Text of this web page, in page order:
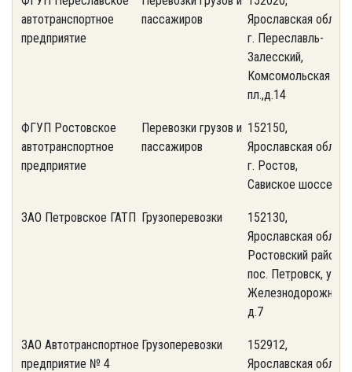
автотранспортное
предприятие
пассажиров
Ярославская обл.,
г. Переславль-
Залесский,
Комсомольская
пл.,д.14
ФГУП Ростовское
автотранспортное
предприятие
Перевозки грузов и
пассажиров
152150,
Ярославская обл.,
г. Ростов,
Савиское шоссе,
ЗАО Петровское ГАТП Грузоперевозки
152130,
Ярославская обл.,
Ростовский район,
пос. Петровск, ул.
Железнодорожная
д.7
ЗАО Автотранспортное
предприятие № 4
Грузоперевозки
152912,
Ярославская обл.,